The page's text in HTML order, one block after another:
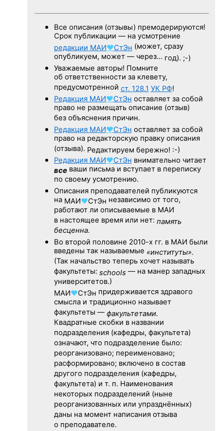
Все описания (отзывы) премодерируются!
Срок публикации — на усмотрение
редакции МАИ♥СтЭн (может, сразу
опубликуем, может — через… год). ;-)
Уважаемые авторы! Помните
об ответственности за клевету,
предусмотренной ст. 128.1 УК РФ!
Редакция МАИ♥СтЭн оставляет за собой
право не размещать описание (отзыв)
без объяснения причин.
Редакция МАИ♥СтЭн оставляет за собой
право на редакторскую правку описания
(отзыва). Редактируем бережно! :-)
Редакция МАИ♥СтЭн внимательно читает
всеваши письма и вступает в переписку
по своему усмотрению.
Описания преподавателей публикуются
на МАИ♥СтЭн независимо от того,
работают ли описываемые в МАИ
в настоящее время или нет: память
бесценна.
Во второй половине 2010-х гг. в МАИ были
введены так называемые «институты».
(Так начальство теперь хочет называть
факультеты: schools — на манер западных
университетов.)
МАИ♥СтЭн придерживается здравого
смысла и традиционно называет
факультеты — факультетами.
Квадратные скобки в названии
подразделения (кафедры, факультета)
означают, что подразделение было:
реорганизовано; переименовано;
расформировано; включено в состав
другого подразделения (кафедры,
факультета) и т. п. Наименования
некоторых подразделений (ныне
реорганизованных или упразднённых)
даны на момент написания отзыва
о преподавателе.